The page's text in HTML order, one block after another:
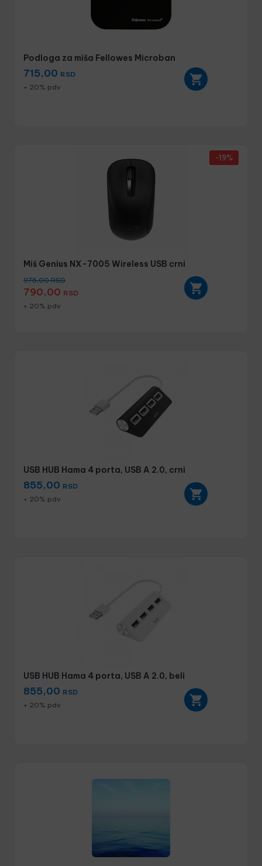
Podloga za miša Fellowes Microban
715,00 RSD
+ 20% pdv
Miš Genius NX-7005 Wireless USB crni
975,00RSD
790,00 RSD
-19%
+ 20% pdv
USB HUB Hama 4 porta, USB A 2.0, crni
855,00 RSD
+ 20% pdv
USB HUB Hama 4 porta, USB A 2.0, beli
855,00 RSD
+ 20% pdv